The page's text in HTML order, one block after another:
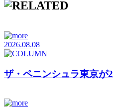
2026.08.08
ザ・ペニンシュラ東京が